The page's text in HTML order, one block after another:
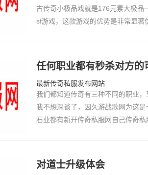
古传奇小极品戏就是176元素大极品
sf游戏，这款游戏的优势是非常显
任何职业都有秒杀对方的
最新传奇私服发布网站
我们都知道传奇有三种不同的职业
我不想深谈了，因久游战歌网为这
石业都有新开传奇私服网自己传奇
对道士升级体会